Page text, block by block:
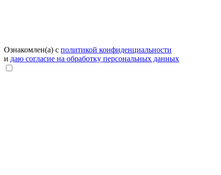
Ознакомлен(а) с политикой конфиденциальности
и даю согласие на обработку персональных данных